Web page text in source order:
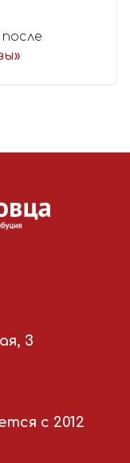
3
с 2012